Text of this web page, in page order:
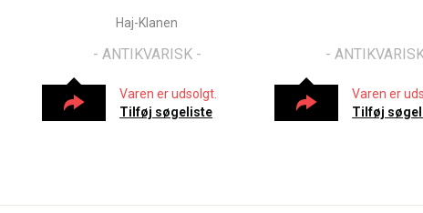
Haj-Klanen
- ANTIKVARISK -
Varen er udsolgt.
Tilføj søgeliste
-
Varen er
Tilføj